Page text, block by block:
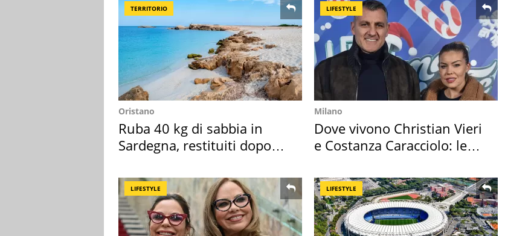
TERRITORIO
Oristano
Ruba 40 kg di sabbia in
Sardegna, restituiti dopo
LIFESTYLE
Milano
Dove vivono Christian Vieri
e Costanza Caracciolo: le
LIFESTYLE LIFESTYLE